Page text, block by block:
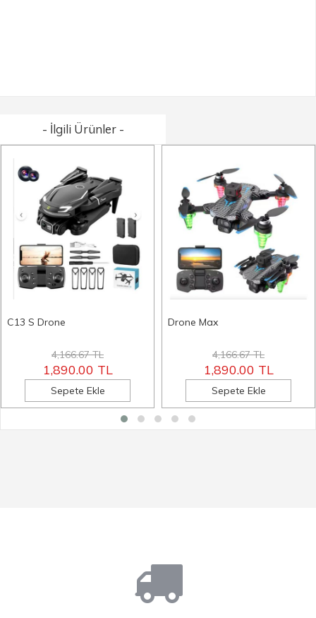
- İlgili Ürünler -
C13 S Drone
4,166.67 TL
1,890.00 TL
Sepete Ekle
Drone Max
4,166.67 TL
1,890.00 TL
Sepete Ekle